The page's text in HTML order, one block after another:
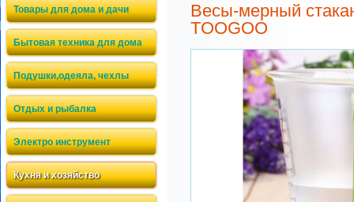
Товары для дома и дачи
Бытовая техника для дома
Подушки,одеяла, чехлы
Отдых и рыбалка
Электро инструмент
Кухня и хозяйство
Весы-мерный
TOOGOO